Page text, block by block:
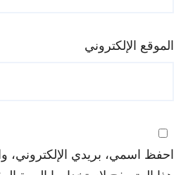
الموقع الإلكتروني
احفظ اسمي، بريدي الإلكتروني،